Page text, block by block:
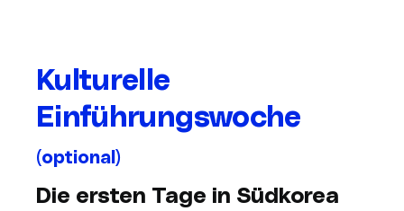
Kulturelle
Einführungswoche
(optional)
Die ersten Tage in Südkorea